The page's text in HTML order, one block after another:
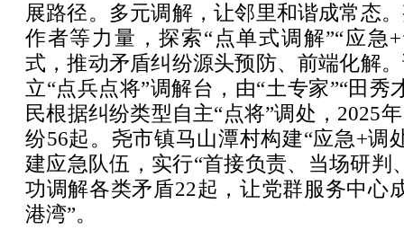
展路径。多元调解，让邻里和谐成常态
作者等力量，探索“点单式调解”“应急
式，推动矛盾纠纷源头预防、前端化解
立“点兵点将”调解台，由“土专家”“田秀
民根据纠纷类型自主“点将”调处，2025
纷56起。尧市镇马山潭村构建“应急+调
建应急队伍，实行“首接负责、当场研判
功调解各类矛盾22起，让党群服务中心
港湾”。